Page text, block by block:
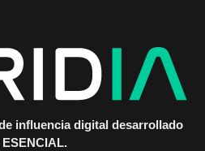
influencia digital desarrollado